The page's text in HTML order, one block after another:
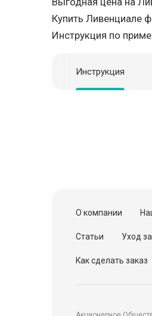
Купить Ливенциале
Инструкция по
Инструкция
О компании
Статьи Уход
Как сделать заказ